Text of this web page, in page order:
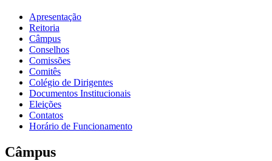
Apresentação
Reitoria
Câmpus
Conselhos
Comissões
Comitês
Colégio de Dirigentes
Documentos Institucionais
Eleições
Contatos
Horário de Funcionamento
Câmpus